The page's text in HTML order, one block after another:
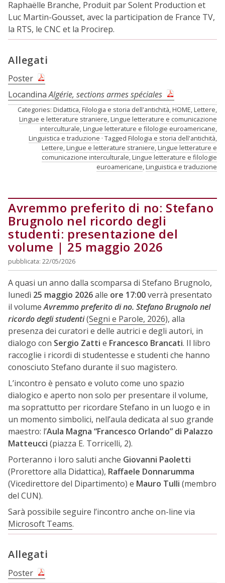
Raphaëlle Branche, Produit par Solent Production et
Luc Martin-Gousset, avec la participation de France TV,
la RTS, le CNC et la Procirep.
Allegati
Poster
LocandinaAlgérie, sections armes spéciales
Categories: Didattica,Filologia e storia dell'antichità,HOME,Lettere,
Lingue e letterature straniere,Lingue letterature e comunicazione
interculturale,Lingue letterature e filologie euroamericane,
Linguistica e traduzione Tagged Filologia e storia dell'antichità,
Lettere,Lingue e letterature straniere,Lingue letterature e
comunicazione interculturale,Lingue letterature e filologie
euroamericane,Linguistica e traduzione
Avremmo preferito di no: Stefano
Brugnolo nel ricordo degli
studenti: presentazione del
volume | 25 maggio 2026
pubblicata: 22/05/2026
A quasi un anno dalla scomparsa di Stefano Brugnolo,
lunedì 25 maggio 2026alle ore 17:00verrà presentato
il volumeAvremmo preferito di no. Stefano Brugnolo nel
ricordo degli studenti(Segni e Parole, 2026), alla
presenza dei curatori e delle autrici e degli autori, in
dialogo con Sergio Zatti e Francesco Brancati. Il libro
raccoglie i ricordi di studentesse e studenti che hanno
conosciuto Stefano durante il suo magistero.
L’incontro è pensato e voluto come uno spazio
dialogico e aperto non solo per presentare il volume,
ma soprattutto per ricordare Stefano in un luogo e in
un momento simbolici, nell’aula dedicata al suo grande
maestro: l’Aula Magna “Francesco Orlando” di Palazzo
Matteucci (piazza E. Torricelli, 2).
Porteranno i loro saluti anche Giovanni Paoletti
(Prorettore alla Didattica), Raffaele Donnarumma
(Vicedirettore del Dipartimento) e Mauro Tulli (membro
del CUN).
Sarà possibile seguire l’incontro anche on-line via
Microsoft Teams.
Allegati
Poster